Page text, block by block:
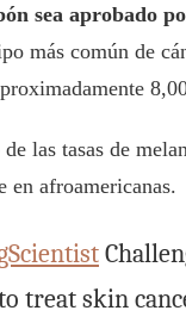
sea aprobado
más común de
las tasas de
en afroamericanas.
treat skin